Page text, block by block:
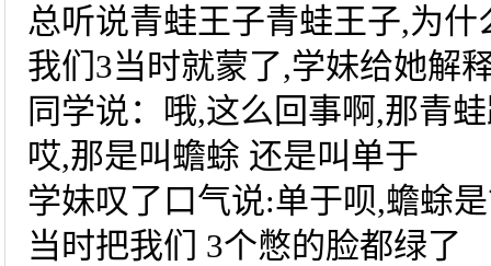
总听说青蛙王子青蛙王子,为
我们3当时就蒙了,学妹给她
同学说：哦,这么回事啊,那青
哎,那是叫蟾蜍 还是叫单于
学妹叹了口气说:单于呗,蟾蜍
当时把我们 3个憋的脸都绿